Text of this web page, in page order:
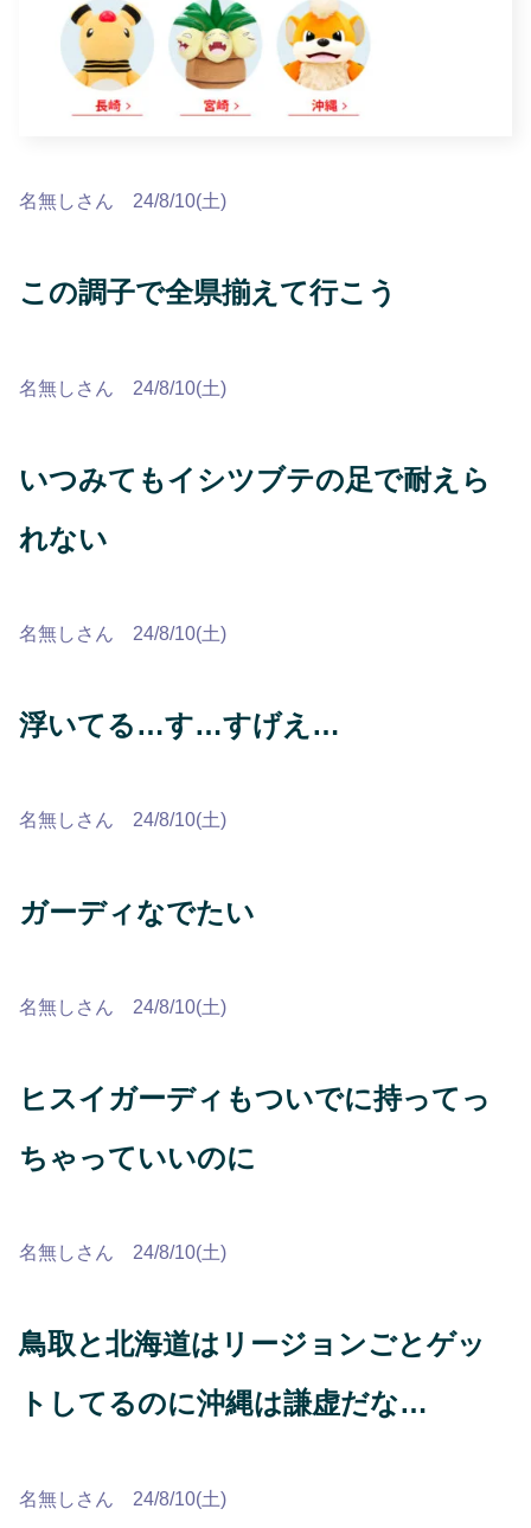
名無しさん 24/8/10(土)
この調子で全県揃えて行こう
名無しさん 24/8/10(土)
いつみてもイシツブテの足で耐えら
れない
名無しさん 24/8/10(土)
浮いてる…す…すげえ…
名無しさん 24/8/10(土)
ガーディなでたい
名無しさん 24/8/10(土)
ヒスイガーディもついでに持ってっ
ちゃっていいのに
名無しさん 24/8/10(土)
鳥取と北海道はリージョンごとゲッ
トしてるのに沖縄は謙虚だな…
名無しさん 24/8/10(土)